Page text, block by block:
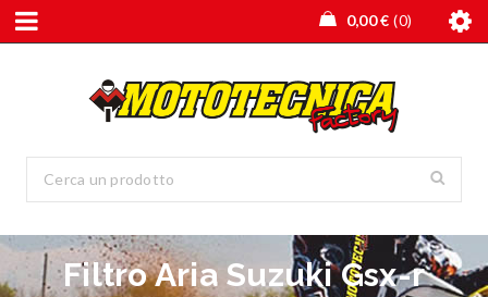
0,00€ 0
Filtro Aria Suzuki Gsx-r